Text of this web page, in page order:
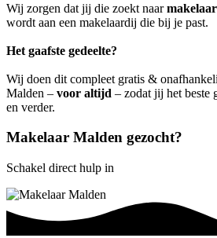
Wij zorgen dat jij die zoekt naar
wordt aan een makelaardij die bij je past.
Het gaafste gedeelte?
Wij doen dit compleet gratis &
Malden – voor altijd – zodat jij het beste
en verder.
Makelaar Malden gezocht?
Schakel direct hulp in